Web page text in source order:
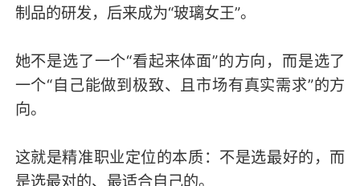
制品的研发，后来成为“玻璃女王”。
她不是选了一个“看起来体面”的方向，而是选了
一个“自己能做到极致、且市场有真实需求”的方
向。
这就是精准职业定位的本质：不是选最好的，而
是选最对的、最适合自己的。